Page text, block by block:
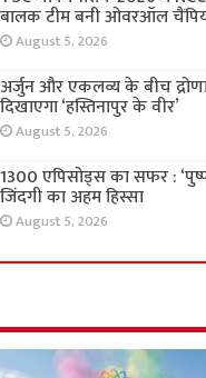
बालक टीम बनी ओवरऑल
August 5, 2026
अर्जुन और एकलव्य के बीच
दिखाएगा ‘हस्तिनापुर के वीर’
August 5, 2026
1300 एपिसोड्स का सफर :
जिंदगी का अहम हिस्सा
August 5, 2026